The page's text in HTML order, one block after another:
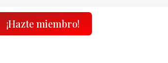
¡Hazte miembro!